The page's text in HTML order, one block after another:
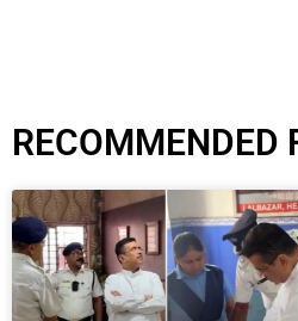
RECOMMENDED